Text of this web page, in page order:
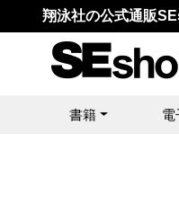
翔泳社の公式通販
書籍 電